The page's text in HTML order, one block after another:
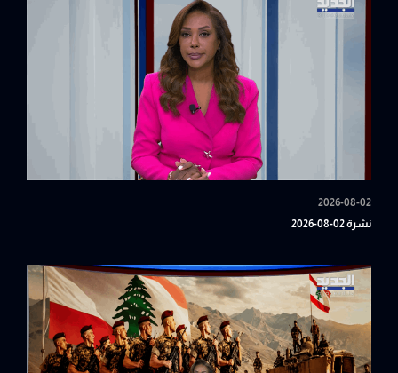
2026-08-02
نشرة 02-08-2026